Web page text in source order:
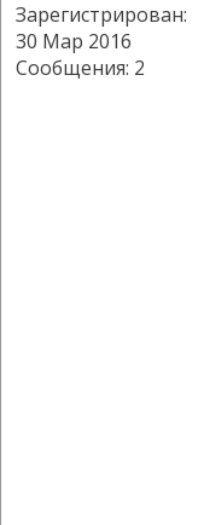
Зарегистрирован:
30 Мар 2016
Сообщения: 2